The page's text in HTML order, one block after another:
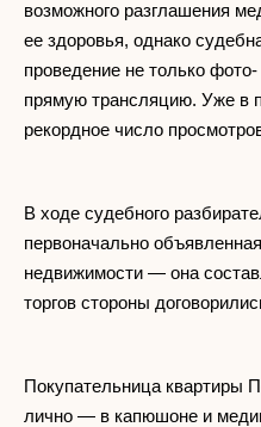
возможного разглашения
ее здоровья, однако
проведение не только
прямую трансляцию. Уже в
рекордное число
В ходе судебного
первоначально
недвижимости — она
торгов стороны
Покупательница квартиры
лично — в капюшоне и